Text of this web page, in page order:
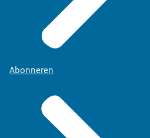
Abonneren